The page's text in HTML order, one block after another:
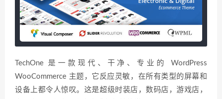
TechOne 是一款现代、干净、专业的 WordPress
WooCommerce 主题，它反应灵敏，在所有类型的屏幕和
设备上都令人惊叹。这是超级时装店，数码店，游戏店，